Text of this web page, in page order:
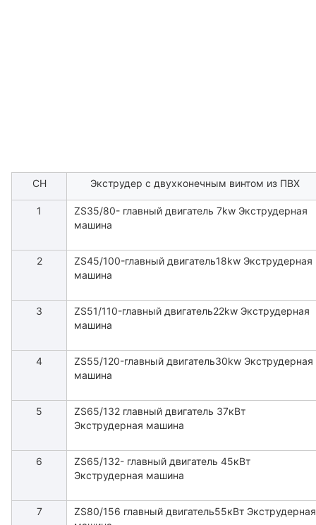
СН Экструдер с двухконечным винтом из ПВХ
1
ZS35/80- главный двигатель 7kw Экструдерная
машина
2
ZS45/100-главный двигатель18kw Экструдерная
машина
3
ZS51/110-главный двигатель22kw Экструдерная
машина
4
ZS55/120-главный двигатель30kw Экструдерная
машина
5
ZS65/132 главный двигатель 37кВт
Экструдерная машина
6
ZS65/132- главный двигатель 45кВт
Экструдерная машина
7
ZS80/156 главный двигатель55кВт Экструдерная